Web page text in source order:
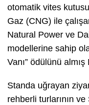
otomatik vites
Gaz (CNG) ile
Natural Power ve
modellerine sahip
Vanı” ödülünü
Standa uğrayan
rehberli turlarının